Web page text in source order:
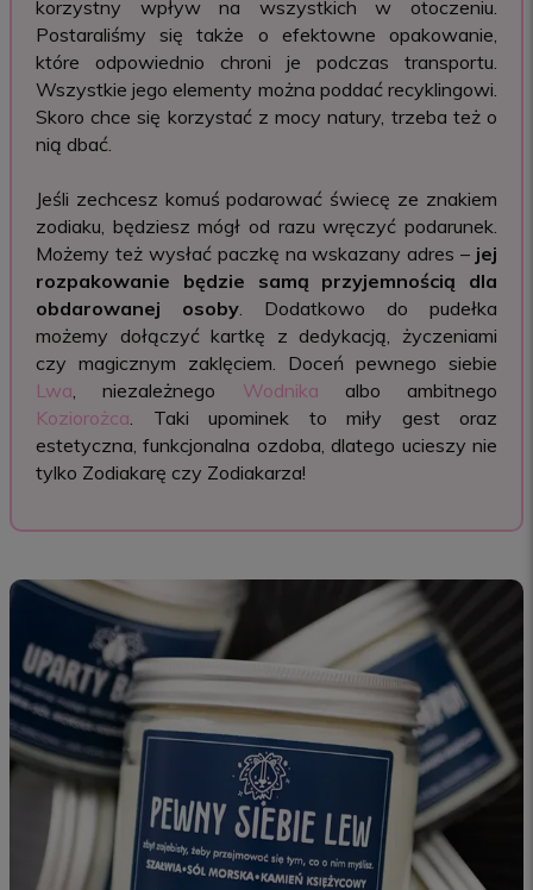
korzystny wpływ na wszystkich w otoczeniu.
Postaraliśmy się także o efektowne opakowanie,
które odpowiednio chroni je podczas transportu.
Wszystkie jego elementy można poddać recyklingowi.
Skoro chce się korzystać z mocy natury, trzeba też o
nią dbać.
Jeśli zechcesz komuś podarować świecę ze znakiem
zodiaku, będziesz mógł od razu wręczyć podarunek.
Możemy też wysłać paczkę na wskazany adres – jej
rozpakowanie będzie samą przyjemnością dla
obdarowanej osoby . Dodatkowo do pudełka
możemy dołączyć kartkę z dedykacją, życzeniami
czy magicznym zaklęciem. Doceń pewnego siebie
Lwa , niezależnego Wodnika albo ambitnego
Koziorożca . Taki upominek to miły gest oraz
estetyczna, funkcjonalna ozdoba, dlatego ucieszy nie
tylko Zodiakarę czy Zodiakarza!